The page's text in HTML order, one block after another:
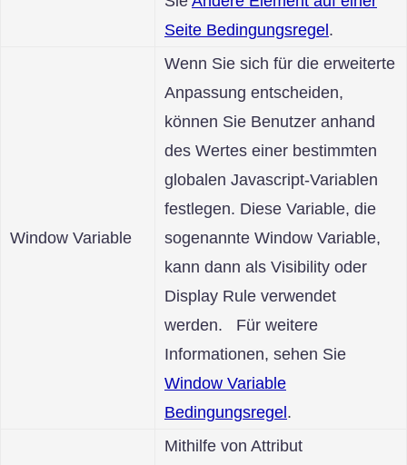
Seite Bedingungsregel .
Window Variable
Wenn Sie sich für die erweiterte
Anpassung entscheiden,
können Sie Benutzer anhand
des Wertes einer bestimmten
globalen Javascript-Variablen
festlegen. Diese Variable, die
sogenannte Window Variable,
kann dann als Visibility oder
Display Rule verwendet
werden. Für weitere
Informationen, sehen Sie
Window Variable
Bedingungsregel .
Mithilfe von Attribut